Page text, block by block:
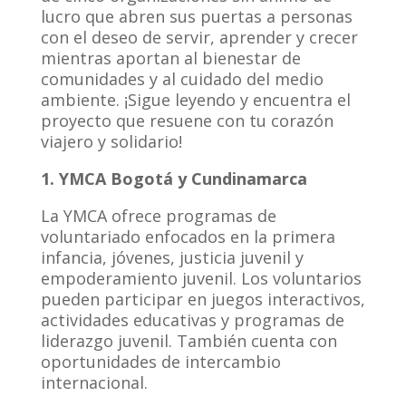
lucro que abren sus puertas a personas
con el deseo de servir, aprender y crecer
mientras aportan al bienestar de
comunidades y al cuidado del medio
ambiente. ¡Sigue leyendo y encuentra el
proyecto que resuene con tu corazón
viajero y solidario!
1. YMCA Bogotá y Cundinamarca
La YMCA ofrece programas de
voluntariado enfocados en la primera
infancia, jóvenes, justicia juvenil y
empoderamiento juvenil. Los voluntarios
pueden participar en juegos interactivos,
actividades educativas y programas de
liderazgo juvenil. También cuenta con
oportunidades de intercambio
internacional.